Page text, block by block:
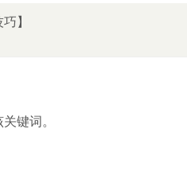
】
键词。